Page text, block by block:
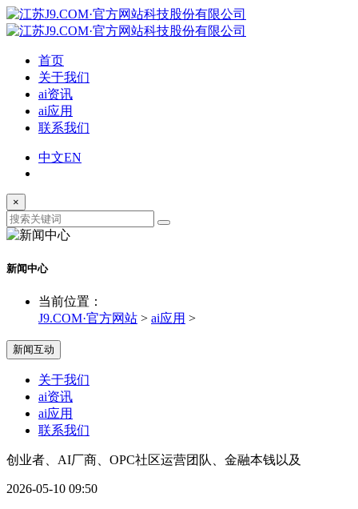
首页
关于我们
ai资讯
ai应用
联系我们
中文EN
×
新闻中心
当前位置：
J9.COM·官方网站 > ai应用 >
新闻互动
关于我们
ai资讯
ai应用
联系我们
创业者、AI厂商、OPC社区运营团队、金融本钱以及
2026-05-10 09:50